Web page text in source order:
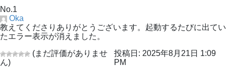
No.1
Oka
教えてくださりありがとうございます。起動するたびに出てい
たエラー表示が消えました。
(まだ評価がありませ
ん)
投稿日: 2025年8月21日 1:09
PM